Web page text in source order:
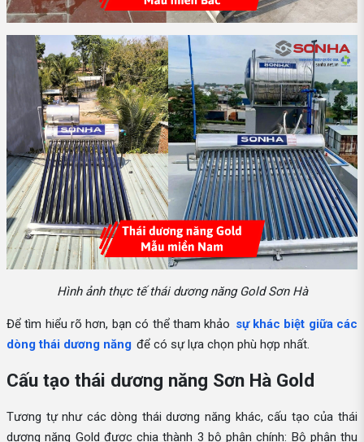
Hình ảnh thực tế thái dương năng Gold Sơn Hà
Để tìm hiểu rõ hơn, bạn có thể tham khảo sự khác biệt giữa các
dòng thái dương năng để có sự lựa chọn phù hợp nhất.
Cấu tạo thái dương năng Sơn Hà Gold
Tương tự như các dòng thái dương năng khác, cấu tạo của thái
dương năng Gold được chia thành 3 bộ phận chính: Bộ phận thu